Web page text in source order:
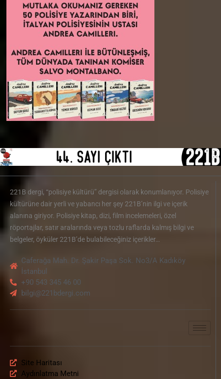
221B dergi, “polisiye kültürü” dergisi olarak konumlanıyor. Polisiye
kültürüne dair yerli ve yabancı her şey 221B’nin ilgi ve içerik
alanına giriyor. Polisiye kitap, dizi, film incelemeleri, özel
röportajlar, satır aralarında veya tozlu raflarda kalmış bilgi ve
belgeler, öyküler 221B’de bulabileceğiniz içerikler…
Caferağa Mah. Dr. Şakir Paşa Sok. No3/A Kadıköy
İstanbul
+90 543 345 46 00
bilgi@221bdergi.com
Site Haritası
Aydınlatma Metni